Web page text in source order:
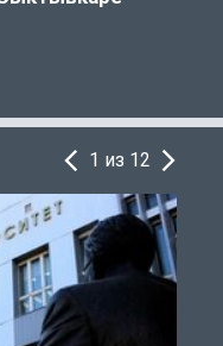
1 из 12